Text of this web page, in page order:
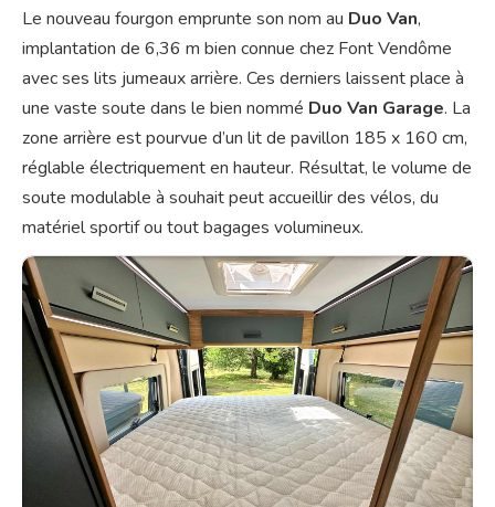
Le nouveau fourgon emprunte son nom au Duo Van,
implantation de 6,36 m bien connue chez Font Vendôme
avec ses lits jumeaux arrière. Ces derniers laissent place à
une vaste soute dans le bien nommé Duo Van Garage. La
zone arrière est pourvue d’un lit de pavillon 185 x 160 cm,
réglable électriquement en hauteur. Résultat, le volume de
soute modulable à souhait peut accueillir des vélos, du
matériel sportif ou tout bagages volumineux.